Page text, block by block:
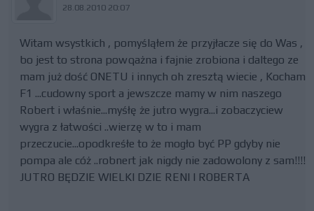
28.08.2010 20:07
Witam wsystkich , pomyśląłem że przyjłacze się do Was ,
bo jest to strona powqażna i fajnie zrobiona i daltego ze
mam już dość ONETU i innych oh zresztą wiecie , Kocham
F1 ...cudowny sport a jewszcze mamy w nim naszego
Robert i właśnie...myśłę że jutro wygra...i zobaczyciew
wygra z łatwości ..wierzę w to i mam
przeczucie...opodkreśłe to że mogło być PP gdyby nie
pompa ale cóż ..robnert jak nigdy nie zadowolony z sam!!!!
JUTRO BĘDZIE WIELKI DZIE RENI I ROBERTA